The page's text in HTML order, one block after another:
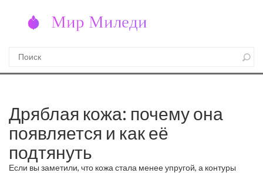
Дряблая кожа: почему она
появляется и как её
подтянуть
Если вы заметили, что кожа стала менее упругой, а контуры